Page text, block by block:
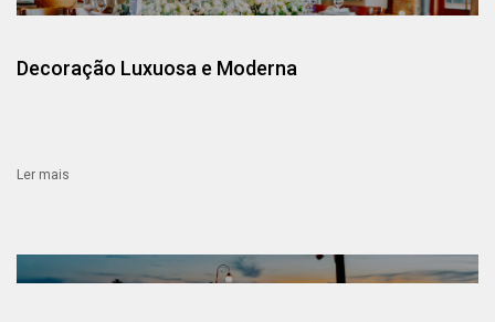
Decoração Luxuosa e Moderna
Ler mais